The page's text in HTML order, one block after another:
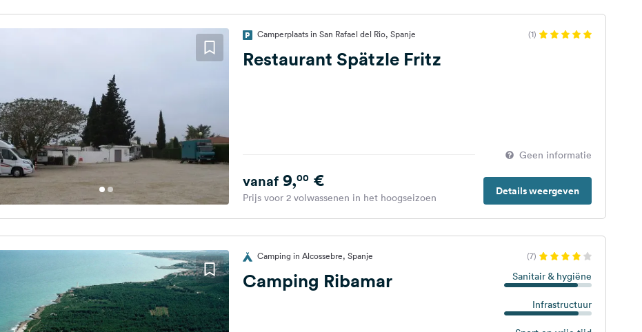
Camperplaats in San Rafael del Rio, Spanje (1)
Restaurant Spätzle Fritz
Geen informatie
Details weergeven
vanaf9,00€
Prijs voor 2 volwassenen in het hoogseizoen
Camping in Alcossebre, Spanje (7)
Camping Ribamar Sanitair & hygiëne
Infrastructuur